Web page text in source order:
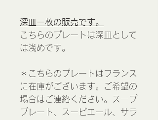
深皿一枚の販売です。
こちらのプレートは深皿として
は浅めです。
＊こちらのプレートはフランス
に在庫がございます。ご希望の
場合はご連絡ください。スープ
プレート、スーピエール、サラ